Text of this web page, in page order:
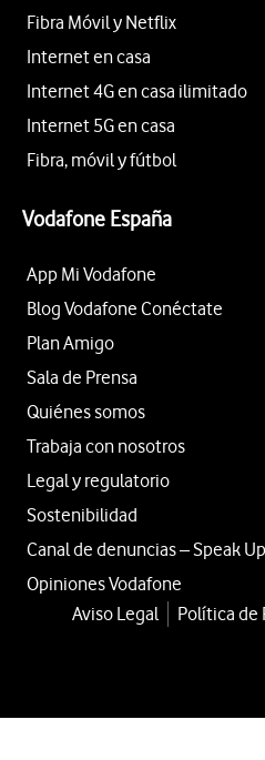
Fibra Móvil y Netflix
Internet en casa
Internet 4G en casa ilimitado
Internet 5G en casa
Fibra, móvil y fútbol
Vodafone España
App Mi Vodafone
Blog Vodafone Conéctate
Plan Amigo
Sala de Prensa
Quiénes somos
Trabaja con nosotros
Legal y regulatorio
Sostenibilidad
Canal de denuncias – Speak Up
Opiniones Vodafone
Aviso Legal Política de